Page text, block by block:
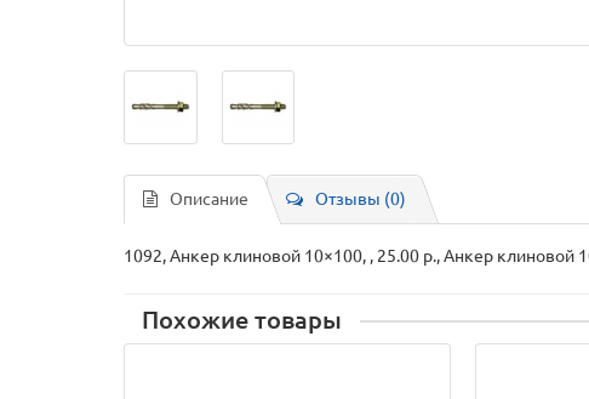
Описание Отзывы (0)
1092, Анкер клиновой 10×100, , 25.00 р., Анкер клиновой
Похожие товары